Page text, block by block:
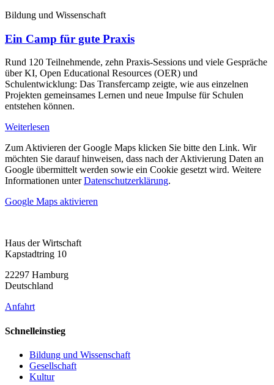
Bildung und Wissenschaft
Ein Camp für gute Praxis
Rund 120 Teilnehmende, zehn Praxis-Sessions und viele Gespräche
über KI, Open Educational Resources (OER) und
Schulentwicklung: Das Transfercamp zeigte, wie aus einzelnen
Projekten gemeinsames Lernen und neue Impulse für Schulen
entstehen können.
Weiterlesen
Zum Aktivieren der Google Maps klicken Sie bitte den Link. Wir
möchten Sie darauf hinweisen, dass nach der Aktivierung Daten an
Google übermittelt werden sowie ein Cookie gesetzt wird. Weitere
Informationen unterDatenschutzerklärung.
Google Maps aktivieren
Haus der Wirtschaft
Kapstadtring 10
22297 Hamburg
Deutschland
Anfahrt
Schnelleinstieg
Bildung und Wissenschaft
Gesellschaft
Kultur